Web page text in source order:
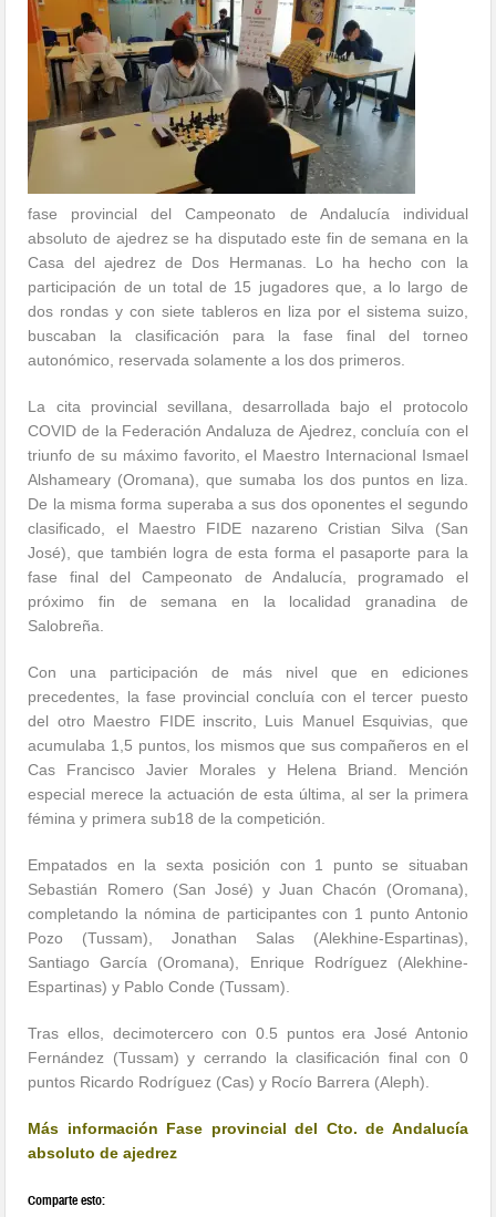
fase provincial del Campeonato de Andalucía individual
absoluto de ajedrez se ha disputado este fin de semana en la
Casa del ajedrez de Dos Hermanas. Lo ha hecho con la
participación de un total de 15 jugadores que, a lo largo de
dos rondas y con siete tableros en liza por el sistema suizo,
buscaban la clasificación para la fase final del torneo
autonómico, reservada solamente a los dos primeros.
La cita provincial sevillana, desarrollada bajo el protocolo
COVID de la Federación Andaluza de Ajedrez, concluía con el
triunfo de su máximo favorito, el Maestro Internacional Ismael
Alshameary (Oromana), que sumaba los dos puntos en liza.
De la misma forma superaba a sus dos oponentes el segundo
clasificado, el Maestro FIDE nazareno Cristian Silva (San
José), que también logra de esta forma el pasaporte para la
fase final del Campeonato de Andalucía, programado el
próximo fin de semana en la localidad granadina de
Salobreña.
Con una participación de más nivel que en ediciones
precedentes, la fase provincial concluía con el tercer puesto
del otro Maestro FIDE inscrito, Luis Manuel Esquivias, que
acumulaba 1,5 puntos, los mismos que sus compañeros en el
Cas Francisco Javier Morales y Helena Briand. Mención
especial merece la actuación de esta última, al ser la primera
fémina y primera sub18 de la competición.
Empatados en la sexta posición con 1 punto se situaban
Sebastián Romero (San José) y Juan Chacón (Oromana),
completando la nómina de participantes con 1 punto Antonio
Pozo (Tussam), Jonathan Salas (Alekhine-Espartinas),
Santiago García (Oromana), Enrique Rodríguez (Alekhine-
Espartinas) y Pablo Conde (Tussam).
Tras ellos, decimotercero con 0.5 puntos era José Antonio
Fernández (Tussam) y cerrando la clasificación final con 0
puntos Ricardo Rodríguez (Cas) y Rocío Barrera (Aleph).
Más información Fase provincial del Cto. de Andalucía
absoluto de ajedrez
Comparte esto: